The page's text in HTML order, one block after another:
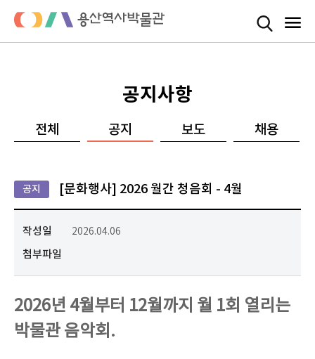
공지사항
전체 공지 보도 채용
공지 [문화행사] 2026 월간 청음회 - 4월
작성일 2026.04.06
첨부파일
2026년 4월부터 12월까지 월 1회 열리는
박물관 음악회.